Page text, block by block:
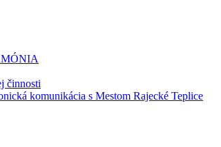
činnosti
komunikácia s Mestom Rajecké Teplice